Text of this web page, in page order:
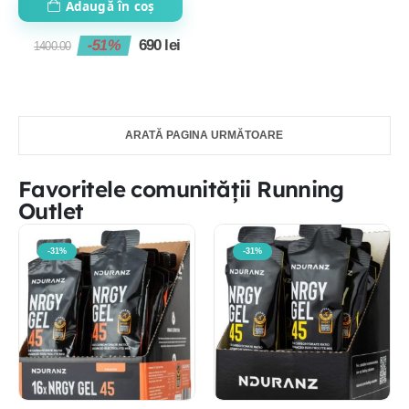
Adaugă în coș
1400.00 -51% 690 lei
ARATĂ PAGINA URMĂTOARE
Favoritele comunității Running
Outlet
-31% -31%